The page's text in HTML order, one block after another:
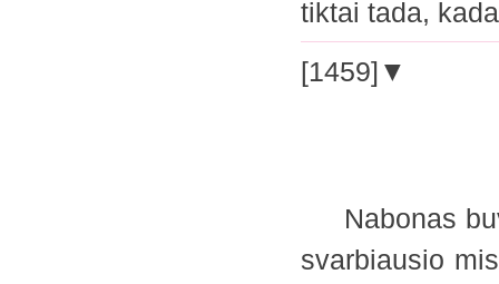
tiktai tada,
[1459]▼
Nabonas
svarbiausio